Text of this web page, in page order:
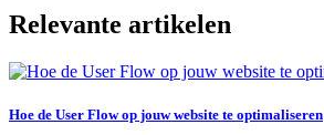
Relevante artikelen
Hoe de User Flow op jouw website te optimaliseren